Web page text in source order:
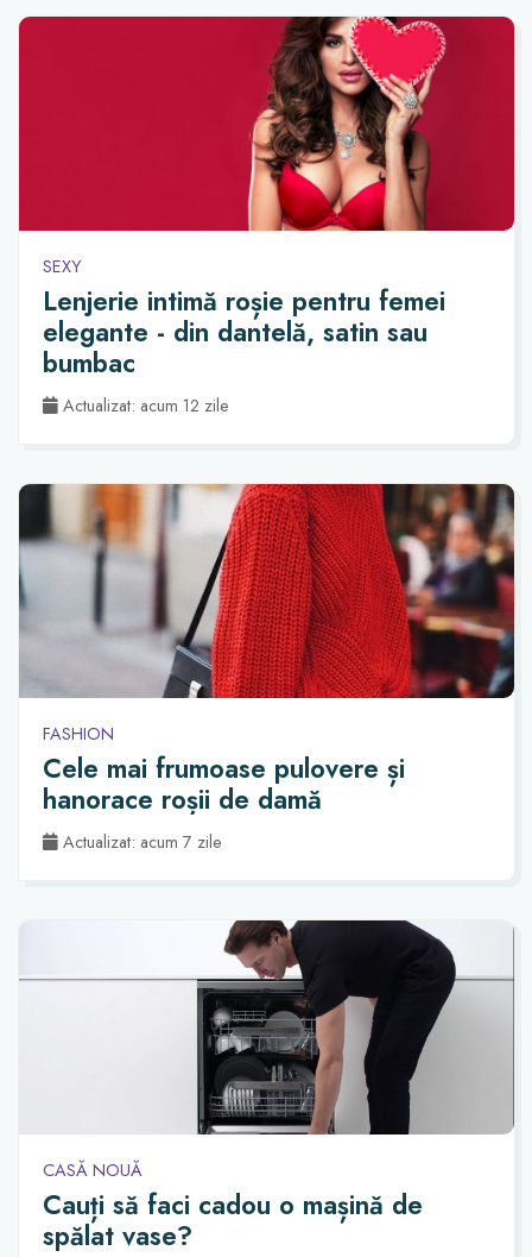
SEXY
Lenjerie intimă roșie pentru femei
elegante - din dantelă, satin sau
bumbac
Actualizat: acum 12 zile
FASHION
Cele mai frumoase pulovere și
hanorace roșii de damă
Actualizat: acum 7 zile
CASĂ NOUĂ
Cauți să faci cadou o mașină de
spălat vase?